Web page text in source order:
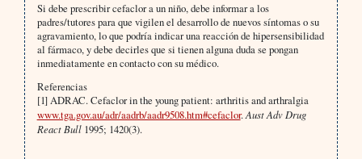
Si debe prescribir cefaclor a un niño, debe informar a los
padres/tutores para que vigilen el desarrollo de nuevos síntomas o su
agravamiento, lo que podría indicar una reacción de hipersensibilidad
al fármaco, y debe decirles que si tienen alguna duda se pongan
inmediatamente en contacto con su médico.
Referencias
[1] ADRAC.Cefaclor in the young patient: arthritis and arthralgia
www.tga.gov.au/adr/aadrb/aadr9508.htm#cefaclor.Aust Adv Drug
React Bull1995; 1420(3).